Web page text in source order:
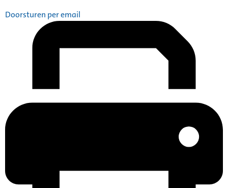
Doorsturen per email